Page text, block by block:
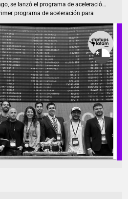
se lanzó el programa de aceleración
programa de aceleración para
su plan de trabajo ya ha sido
comunidad global para
como Argentina, Brasil, Colombia,
ha tenido un positivo impacto para
misión del programa es generar un